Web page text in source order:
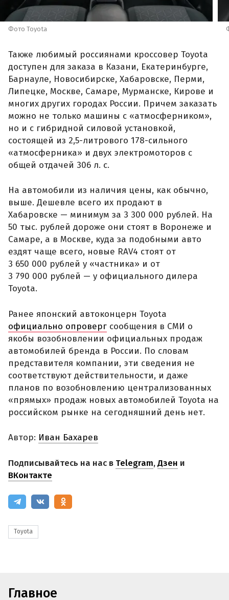
Фото Toyota
Также любимый россиянами кроссовер Toyota
доступен для заказа в Казани, Екатеринбурге,
Барнауле, Новосибирске, Хабаровске, Перми,
Липецке, Москве, Самаре, Мурманске, Кирове и
многих других городах России. Причем заказать
можно не только машины с «атмосферником»,
но и с гибридной силовой установкой,
состоящей из 2,5-литрового 178-сильного
«атмосферника» и двух электромоторов с
общей отдачей 306 л. с.
На автомобили из наличия цены, как обычно,
выше. Дешевле всего их продают в
Хабаровске — минимум за 3 300 000 рублей. На
50 тыс. рублей дороже они стоят в Воронеже и
Самаре, а в Москве, куда за подобными авто
ездят чаще всего, новые RAV4 стоят от
3 650 000 рублей у «частника» и от
3 790 000 рублей — у официального дилера
Toyota.
Ранее японский автоконцерн Toyota
официально опроверг сообщения в СМИ о
якобы возобновлении официальных продаж
автомобилей бренда в России. По словам
представителя компании, эти сведения не
соответствуют действительности, и даже
планов по возобновлению централизованных
«прямых» продаж новых автомобилей Toyota на
российском рынке на сегодняшний день нет.
Автор: Иван Бахарев
Подписывайтесь на нас в Telegram,Дзен и
ВКонтакте
Toyota
Главное